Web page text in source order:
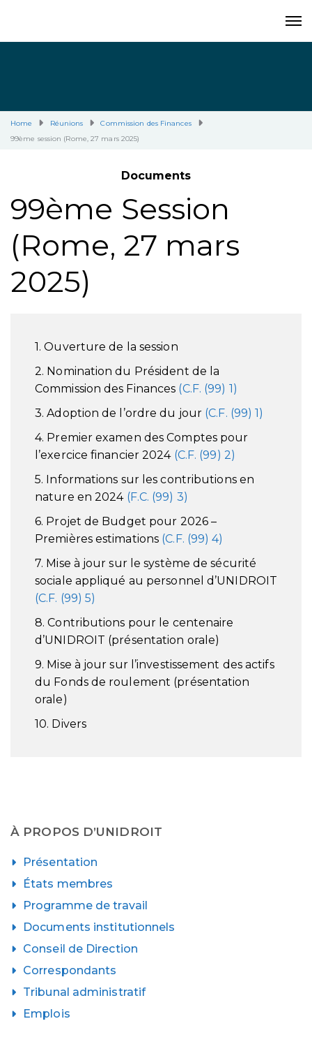
Home Réunions
Commission des Finances
99ème session (Rome, 27 mars 2025)
Documents
99ème Session
(Rome, 27 mars
2025)
1. Ouverture de la session
2. Nomination du Président de la
Commission des Finances (C.F. (99) 1)
3. Adoption de l’ordre du jour (C.F. (99) 1)
4. Premier examen des Comptes pour
l’exercice financier 2024 (C.F. (99) 2)
5. Informations sur les contributions en
nature en 2024 (F.C. (99) 3)
6. Projet de Budget pour 2026 –
Premières estimations (C.F. (99) 4)
7. Mise à jour sur le système de sécurité
sociale appliqué au personnel d’UNIDROIT
(C.F. (99) 5)
8. Contributions pour le centenaire
d’UNIDROIT (présentation orale)
9. Mise à jour sur l’investissement des actifs
du Fonds de roulement (présentation
orale)
10. Divers
À PROPOS D’UNIDROIT
Présentation
États membres
Programme de travail
Documents institutionnels
Conseil de Direction
Correspondants
Tribunal administratif
Emplois